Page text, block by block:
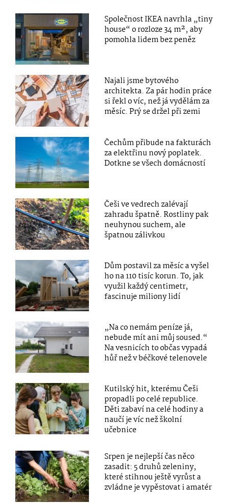
Společnost IKEA navrhla „tiny
house“ o rozloze 34 m², aby
pomohla lidem bez peněz
Najali jsme bytového
architekta. Za pár hodin práce
si řekl o víc, než já vydělám za
měsíc. Prý se držel při zemi
Čechům přibude na fakturách
za elektřinu nový poplatek.
Dotkne se všech domácností
Češi ve vedrech zalévají
zahradu špatně. Rostliny pak
neuhynou suchem, ale
špatnou zálivkou
Dům postavil za měsíc a vyšel
ho na 110 tisíc korun. To, jak
využil každý centimetr,
fascinuje miliony lidí
„Na co nemám peníze já,
nebude mít ani můj soused.“
Na vesnicích to občas vypadá
hůř než v béčkové telenovele
Kutilský hit, kterému Češi
propadli po celé republice.
Děti zabaví na celé hodiny a
naučí je víc než školní
učebnice
Srpen je nejlepší čas něco
zasadit: 5 druhů zeleniny,
které stihnou ještě vyrůst a
zvládne je vypěstovat i amatér